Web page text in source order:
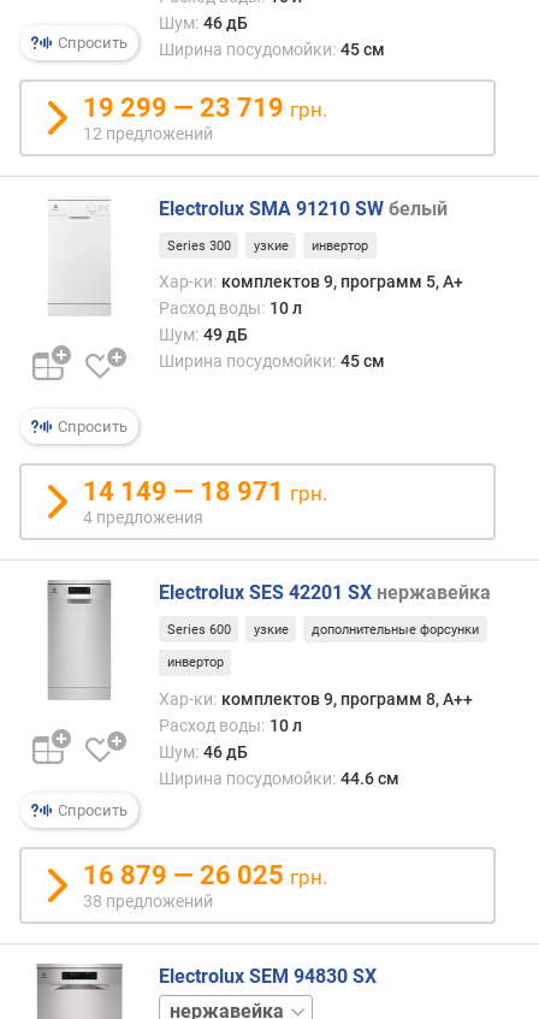
к
т
о
в
п
о
у
у
о
н
ь
ш
у
м
а
(
ы
с
т
а
(
с
м
)
ш
Спросить
Шум: 46 дБ
Ширина посудомойки: 45 см
19 299 — 23 719 грн.
12 предложений
Спросить
Electrolux SMA 91210 SW белый
Series 300 узкие инвертор
Хар-ки: комплектов 9, программ 5, A+
Расход воды: 10 л
Шум: 49 дБ
Ширина посудомойки: 45 см
14 149 — 18 971 грн.
4 предложения
Спросить
Electrolux SES 42201 SX нержавейка
Series 600 узкие дополнительные форсунки
инвертор
Хар-ки: комплектов 9, программ 8, A++
Расход воды: 10 л
Шум: 46 дБ
Ширина посудомойки: 44.6 см
16 879 — 26 025 грн.
38 предложений
Electrolux SEM 94830 SX
белый